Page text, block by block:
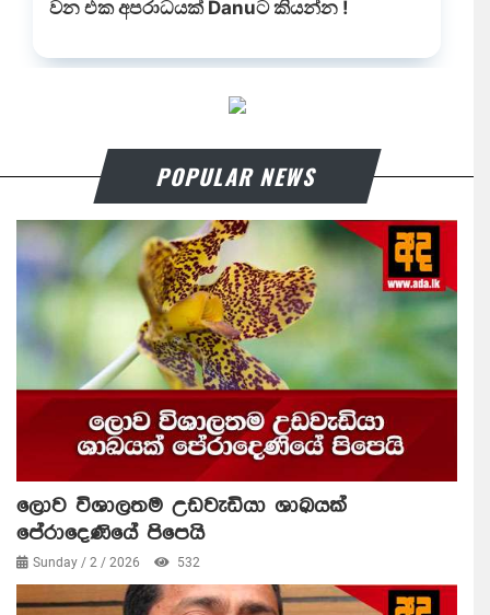
POPULAR NEWS
ලොව විශාලතම උඩවැඩියා ශාඛයක්
පේරාදෙණියේ පිපෙයි
Sunday / 2 / 2026 532